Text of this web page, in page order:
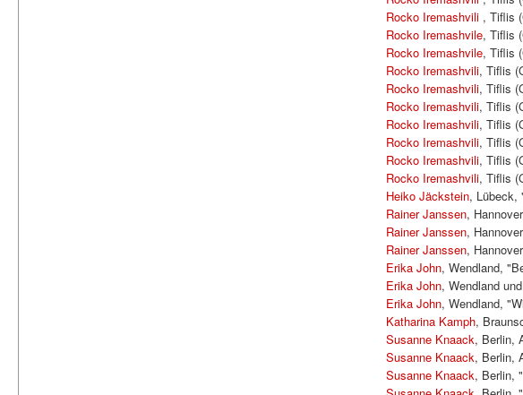
Rocko Iremashvili , Tiflis
Rocko Iremashvile, Tiflis
Rocko Iremashvile, Tiflis
Rocko Iremashvili, Tiflis
Rocko Iremashvili, Tiflis
Rocko Iremashvili, Tiflis
Rocko Iremashvili, Tiflis
Rocko Iremashvili, Tiflis
Rocko Iremashvili, Tiflis
Rocko Iremashvili, Tiflis
Heiko Jäckstein, Lübeck,
Rainer Janssen,
Rainer Janssen,
Rainer Janssen,
Erika John, Wendland,
Erika John, Wendland
Erika John, Wendland,
Katharina Kamph,
Susanne Knaack, Berlin,
Susanne Knaack, Berlin,
Susanne Knaack, Berlin,